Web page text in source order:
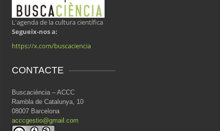
L'agenda de la cultura científica
Segueix-nos a:
https://x.com/buscaciencia
CONTACTE
Buscaciència – ACCC
Rambla de Catalunya, 10
08007 Barcelona
acccgestio@gmail.com